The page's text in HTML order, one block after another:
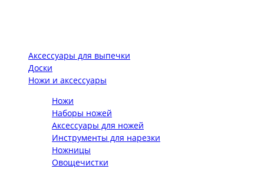
Аксессуары для выпечки
Доски
Ножи и аксессуары
Ножи
Наборы ножей
Аксессуары для ножей
Инструменты для нарезки
Ножницы
Овощечистки